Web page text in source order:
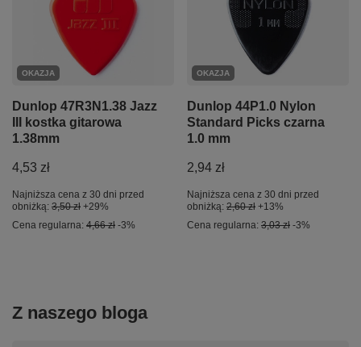
OKAZJA
Dunlop 47R3N1.38 Jazz
III kostka gitarowa
1.38mm
4,53 zł
Najniższa cena z 30 dni przed
obniżką: 3,50 zł +29%
Cena regularna: 4,66 zł -3%
OKAZJA
Dunlop 44P1.0 Nylon
Standard Picks czarna
1.0 mm
2,94 zł
Najniższa cena z 30 dni przed
obniżką: 2,60 zł +13%
Cena regularna: 3,03 zł -3%
Z naszego bloga